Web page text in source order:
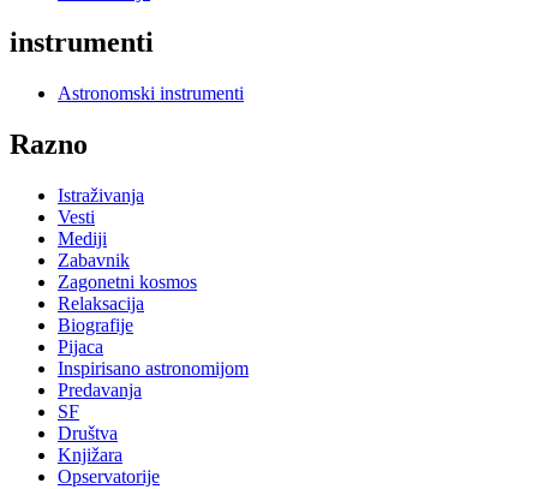
instrumenti
Astronomski instrumenti
Razno
Istraživanja
Vesti
Mediji
Zabavnik
Zagonetni kosmos
Relaksacija
Biografije
Pijaca
Inspirisano astronomijom
Predavanja
SF
Društva
Knjižara
Opservatorije